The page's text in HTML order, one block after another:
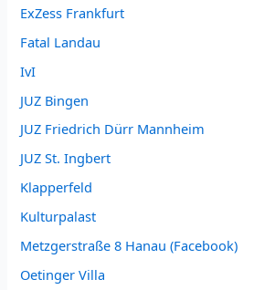
ExZess Frankfurt
Fatal Landau
IvI
JUZ Bingen
JUZ Friedrich Dürr Mannheim
JUZ St. Ingbert
Klapperfeld
Kulturpalast
Metzgerstraße 8 Hanau (Facebook)
Oetinger Villa